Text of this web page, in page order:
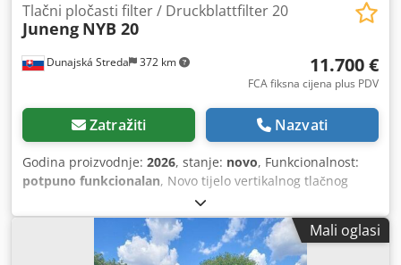
Dunajská Streda 372 km
Tlačni pločasti filter / Druckblattfilter 20
Juneng NYB 20
11.700 €
FCA fiksna cijena plus PDV
Zatražiti Nazvati
Godina proizvodnje: 2026, stanje: novo, Funkcionalnost:
potpuno funkcionalan, Novo tijelo vertikalnog tlačnog
listastog filtra Proizvođač: Juneng Model: NYB-20
Filtracijska površina: 20 m² Volumen kolača: cca 400 L
Kapacitet: cca 4–6 t/h za sirovo / biljno ulje Radni tlak: 0,1–
0,4 MPa, maks. 0,5 MPa Temperatura kućišta: ≤150 °C
Mali oglasi